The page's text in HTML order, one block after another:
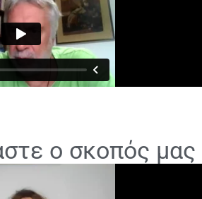
ο σκοπός μας